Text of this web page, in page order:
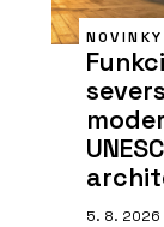
5. 8. 2026